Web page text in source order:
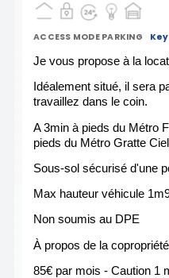
ACCESS MODE PARKING Key
Je vous propose à la
Idéalement situé, il sera
travaillez dans le coin.
A 3min à pieds du Métro
pieds du Métro Gratte
Sous-sol sécurisé d'une
Max hauteur véhicule
Non soumis au DPE
À propos de la
85€ par mois - Caution 1